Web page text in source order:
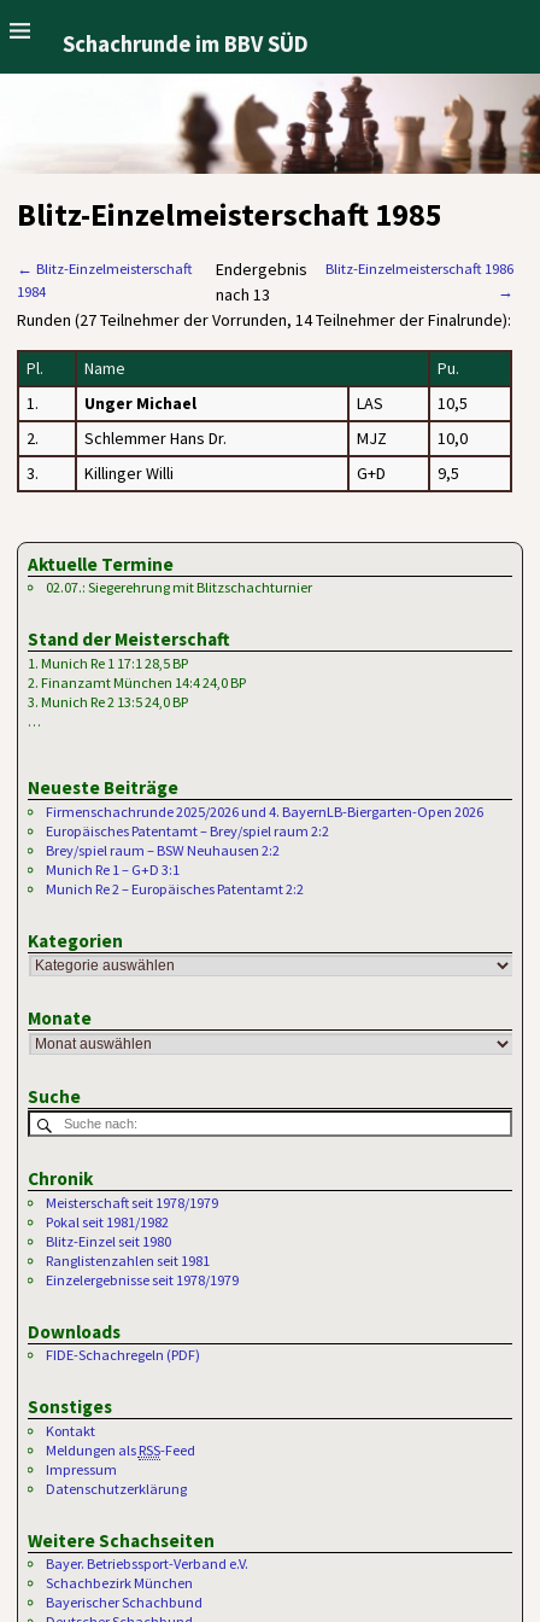
Schachrunde im BBV SÜD
Blitz-Einzelmeisterschaft 1985
← Blitz-Einzelmeisterschaft
1984
Blitz-Einzelmeisterschaft 1986
→
Endergebnis
nach 13
Runden (27 Teilnehmer der Vorrunden, 14 Teilnehmer der Finalrunde):
Pl. Name
Pu.
1.
Unger Michael LAS
10,5
2.
Schlemmer Hans Dr. MJZ
10,0
3.
Killinger Willi G+D 9,5
Aktuelle Termine
02.07.: Siegerehrung mit Blitzschachturnier
Stand der Meisterschaft
1. Munich Re 1 17:1 28,5 BP
2. Finanzamt München 14:4 24,0 BP
3. Munich Re 2 13:5 24,0 BP
…
Neueste Beiträge
Firmenschachrunde 2025/2026 und 4. BayernLB-Biergarten-Open 2026
Europäisches Patentamt – Brey/spiel raum 2:2
Brey/spiel raum – BSW Neuhausen 2:2
Munich Re 1 – G+D 3:1
Munich Re 2 – Europäisches Patentamt 2:2
Kategorien
Monate
Suche
Chronik
Meisterschaft seit 1978/1979
Pokal seit 1981/1982
Blitz-Einzel seit 1980
Ranglistenzahlen seit 1981
Einzelergebnisse seit 1978/1979
Downloads
FIDE-Schachregeln (PDF)
Sonstiges
Kontakt
Meldungen als RSS-Feed
Impressum
Datenschutzerklärung
Weitere Schachseiten
Bayer. Betriebssport-Verband e.V.
Schachbezirk München
Bayerischer Schachbund